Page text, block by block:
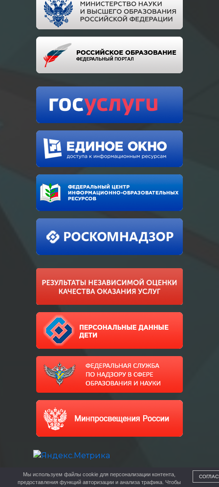
Мы используем файлы cookie для персонализации контента,
предоставления функций авторизации и анализа трафика. Чтобы